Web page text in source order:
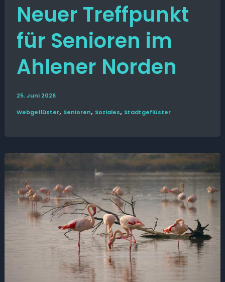
Neuer Treffpunkt
für Senioren im
Ahlener Norden
25. Juni 2026
Web­­geflüster, Senioren, Soziales, Stadt­geflüster